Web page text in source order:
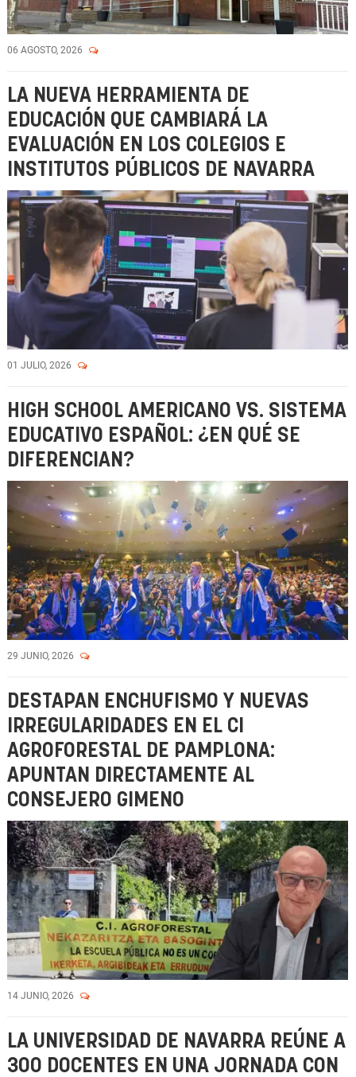
06 AGOSTO, 2026
LA NUEVA HERRAMIENTA DE
EDUCACIÓN QUE CAMBIARÁ LA
EVALUACIÓN EN LOS COLEGIOS E
INSTITUTOS PÚBLICOS DE NAVARRA
01 JULIO, 2026
HIGH SCHOOL AMERICANO VS. SISTEMA
EDUCATIVO ESPAÑOL: ¿EN QUÉ SE
DIFERENCIAN?
29 JUNIO, 2026
DESTAPAN ENCHUFISMO Y NUEVAS
IRREGULARIDADES EN EL CI
AGROFORESTAL DE PAMPLONA:
APUNTAN DIRECTAMENTE AL
CONSEJERO GIMENO
14 JUNIO, 2026
LA UNIVERSIDAD DE NAVARRA REÚNE A
300 DOCENTES EN UNA JORNADA CON